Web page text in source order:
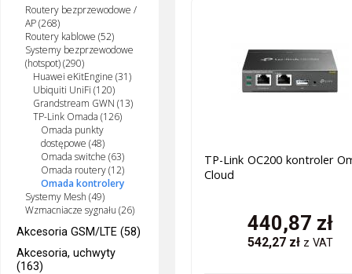
Routery bezprzewodowe /
AP (268)
Routery kablowe (52)
Systemy bezprzewodowe
(hotspot) (290)
Huawei eKitEngine (31)
Ubiquiti UniFi (120)
Grandstream GWN (13)
TP-Link Omada (126)
Omada punkty
dostępowe (48)
Omada switche (63)
Omada routery (12)
Omada kontrolery
Systemy Mesh (49)
Wzmacniacze sygnału (26)
Akcesoria GSM/LTE (58)
Akcesoria, uchwyty
(163)
TP-Link OC200 kontroler
Cloud
440,87 zł
542,27zł z VAT